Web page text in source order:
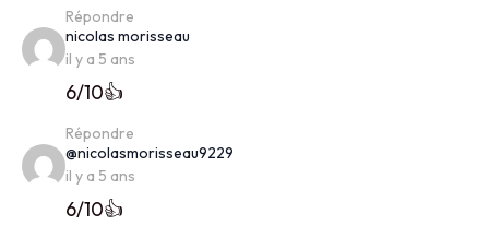
Répondre
nicolas morisseau
il y a 5 ans
6/10👍
Répondre
@nicolasmorisseau9229
il y a 5 ans
6/10👍